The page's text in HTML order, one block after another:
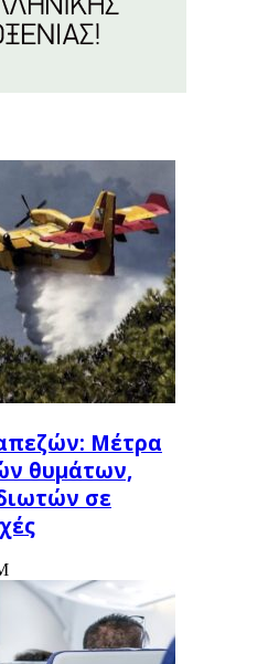
Μέτρα
θυμάτων,
σε